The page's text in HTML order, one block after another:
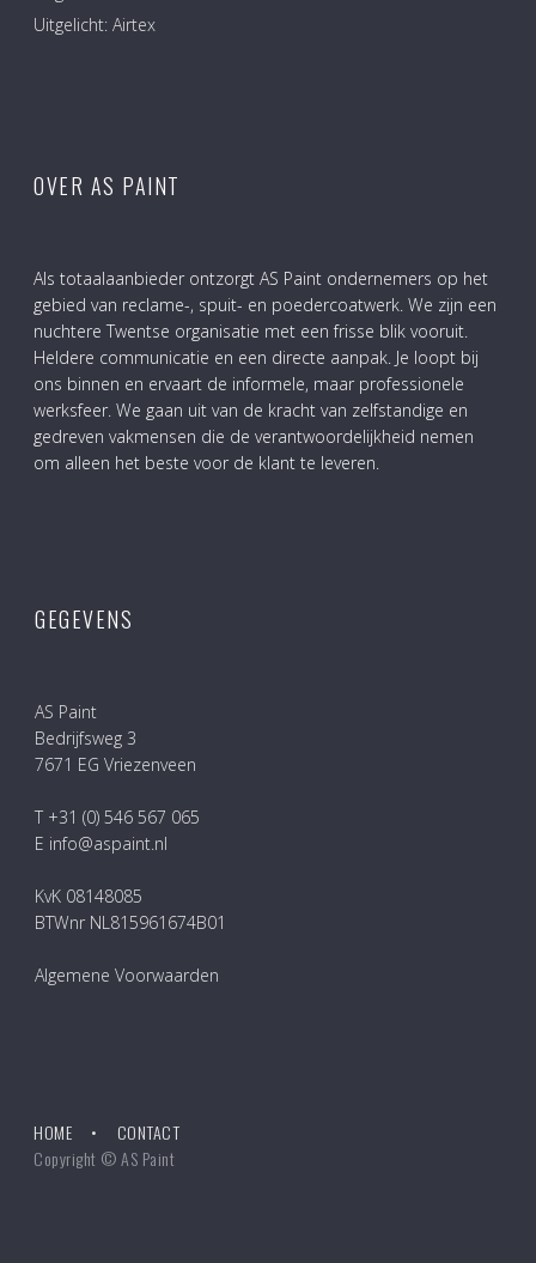
Uitgelicht: Airtex
OVER AS PAINT
Als totaalaanbieder ontzorgt AS Paint ondernemers op het
gebied van reclame-, spuit- en poedercoatwerk. We zijn een
nuchtere Twentse organisatie met een frisse blik vooruit.
Heldere communicatie en een directe aanpak. Je loopt bij
ons binnen en ervaart de informele, maar professionele
werksfeer. We gaan uit van de kracht van zelfstandige en
gedreven vakmensen die de verantwoordelijkheid nemen
om alleen het beste voor de klant te leveren.
GEGEVENS
AS Paint
Bedrijfsweg 3
7671 EG Vriezenveen
T +31 (0) 546 567 065
E info@aspaint.nl
KvK 08148085
BTWnr NL815961674B01
Algemene Voorwaarden
HOME
CONTACT
Copyright © AS Paint